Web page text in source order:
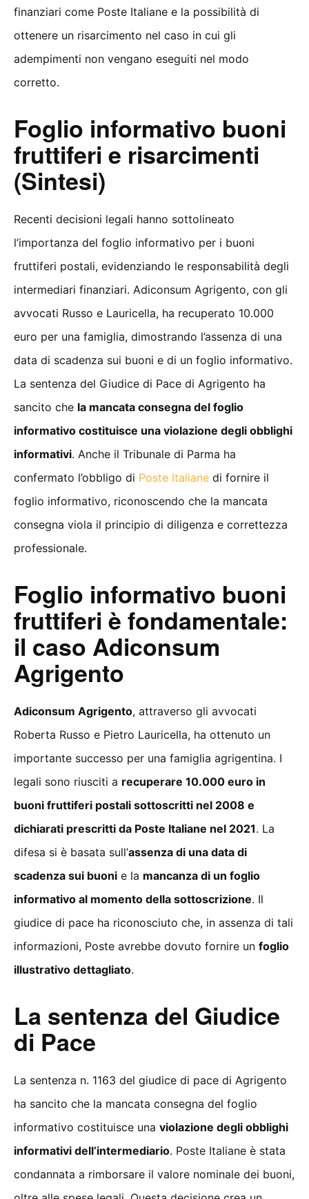
finanziari come Poste Italiane e la possibilità di
ottenere un risarcimento nel caso in cui gli
adempimenti non vengano eseguiti nel modo
corretto.
Foglio informativo buoni
fruttiferi e risarcimenti
(Sintesi)
Recenti decisioni legali hanno sottolineato
l’importanza del foglio informativo per i buoni
fruttiferi postali, evidenziando le responsabilità degli
intermediari finanziari. Adiconsum Agrigento, con gli
avvocati Russo e Lauricella, ha recuperato 10.000
euro per una famiglia, dimostrando l’assenza di una
data di scadenza sui buoni e di un foglio informativo.
La sentenza del Giudice di Pace di Agrigento ha
sancito che la mancata consegna del foglio
informativo costituisce una violazione degli obblighi
informativi. Anche il Tribunale di Parma ha
confermato l’obbligo di Poste Italiane di fornire il
foglio informativo, riconoscendo che la mancata
consegna viola il principio di diligenza e correttezza
professionale.
Foglio informativo buoni
fruttiferi è fondamentale:
il caso Adiconsum
Agrigento
Adiconsum Agrigento, attraverso gli avvocati
Roberta Russo e Pietro Lauricella, ha ottenuto un
importante successo per una famiglia agrigentina. I
legali sono riusciti a recuperare 10.000 euro in
buoni fruttiferi postali sottoscritti nel 2008 e
dichiarati prescritti da Poste Italiane nel 2021. La
difesa si è basata sull’assenza di una data di
scadenza sui buoni e la mancanza di un foglio
informativo al momento della sottoscrizione. Il
giudice di pace ha riconosciuto che, in assenza di tali
informazioni, Poste avrebbe dovuto fornire un foglio
illustrativo dettagliato.
La sentenza del Giudice
di Pace
La sentenza n. 1163 del giudice di pace di Agrigento
ha sancito che la mancata consegna del foglio
informativo costituisce una violazione degli obblighi
informativi dell’intermediario. Poste Italiane è stata
condannata a rimborsare il valore nominale dei buoni,